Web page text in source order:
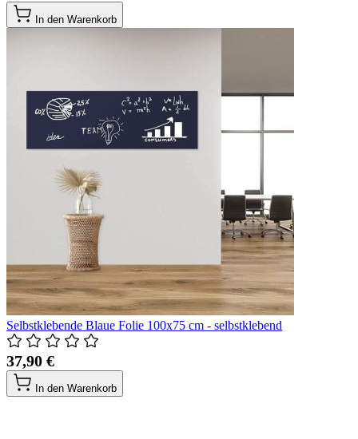
In den Warenkorb
Selbstklebende Blaue Folie 100x75 cm - selbstklebend
37,90 €
In den Warenkorb